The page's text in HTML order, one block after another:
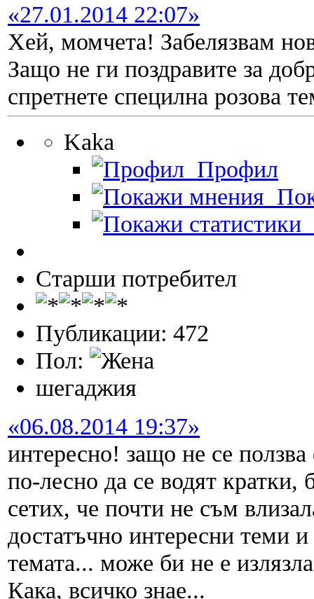
«27.01.2014 22:07»
Хей, момчета! Забелязвам
Защо не ги поздравите за
спретнете специлна розова
Kaka
Профил
Старши потребител
Публикации: 472
Пол:
шегаджия
«06.08.2014 19:37»
интересно! защо не се
по-лесно да се водят кратки,
сетих, че почти не съм
достатъчно интересни теми
темата... може би не е
Кака, всичко знае...